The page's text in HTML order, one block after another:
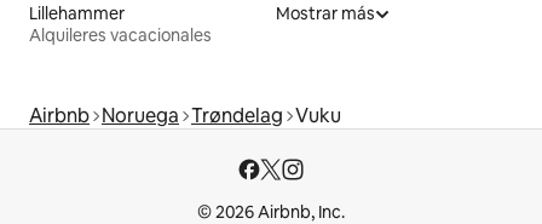
Lillehammer
Alquileres vacacionales
Mostrar más
Airbnb Noruega Trøndelag Vuku
© 2026 Airbnb, Inc.